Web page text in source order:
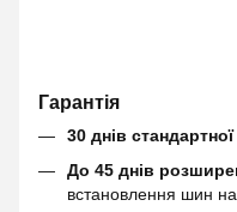
Гарантія
30 днів стандартної
До 45 днів
встановлення шин